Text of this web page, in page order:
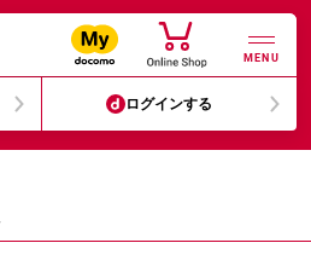
MENU
ログインする